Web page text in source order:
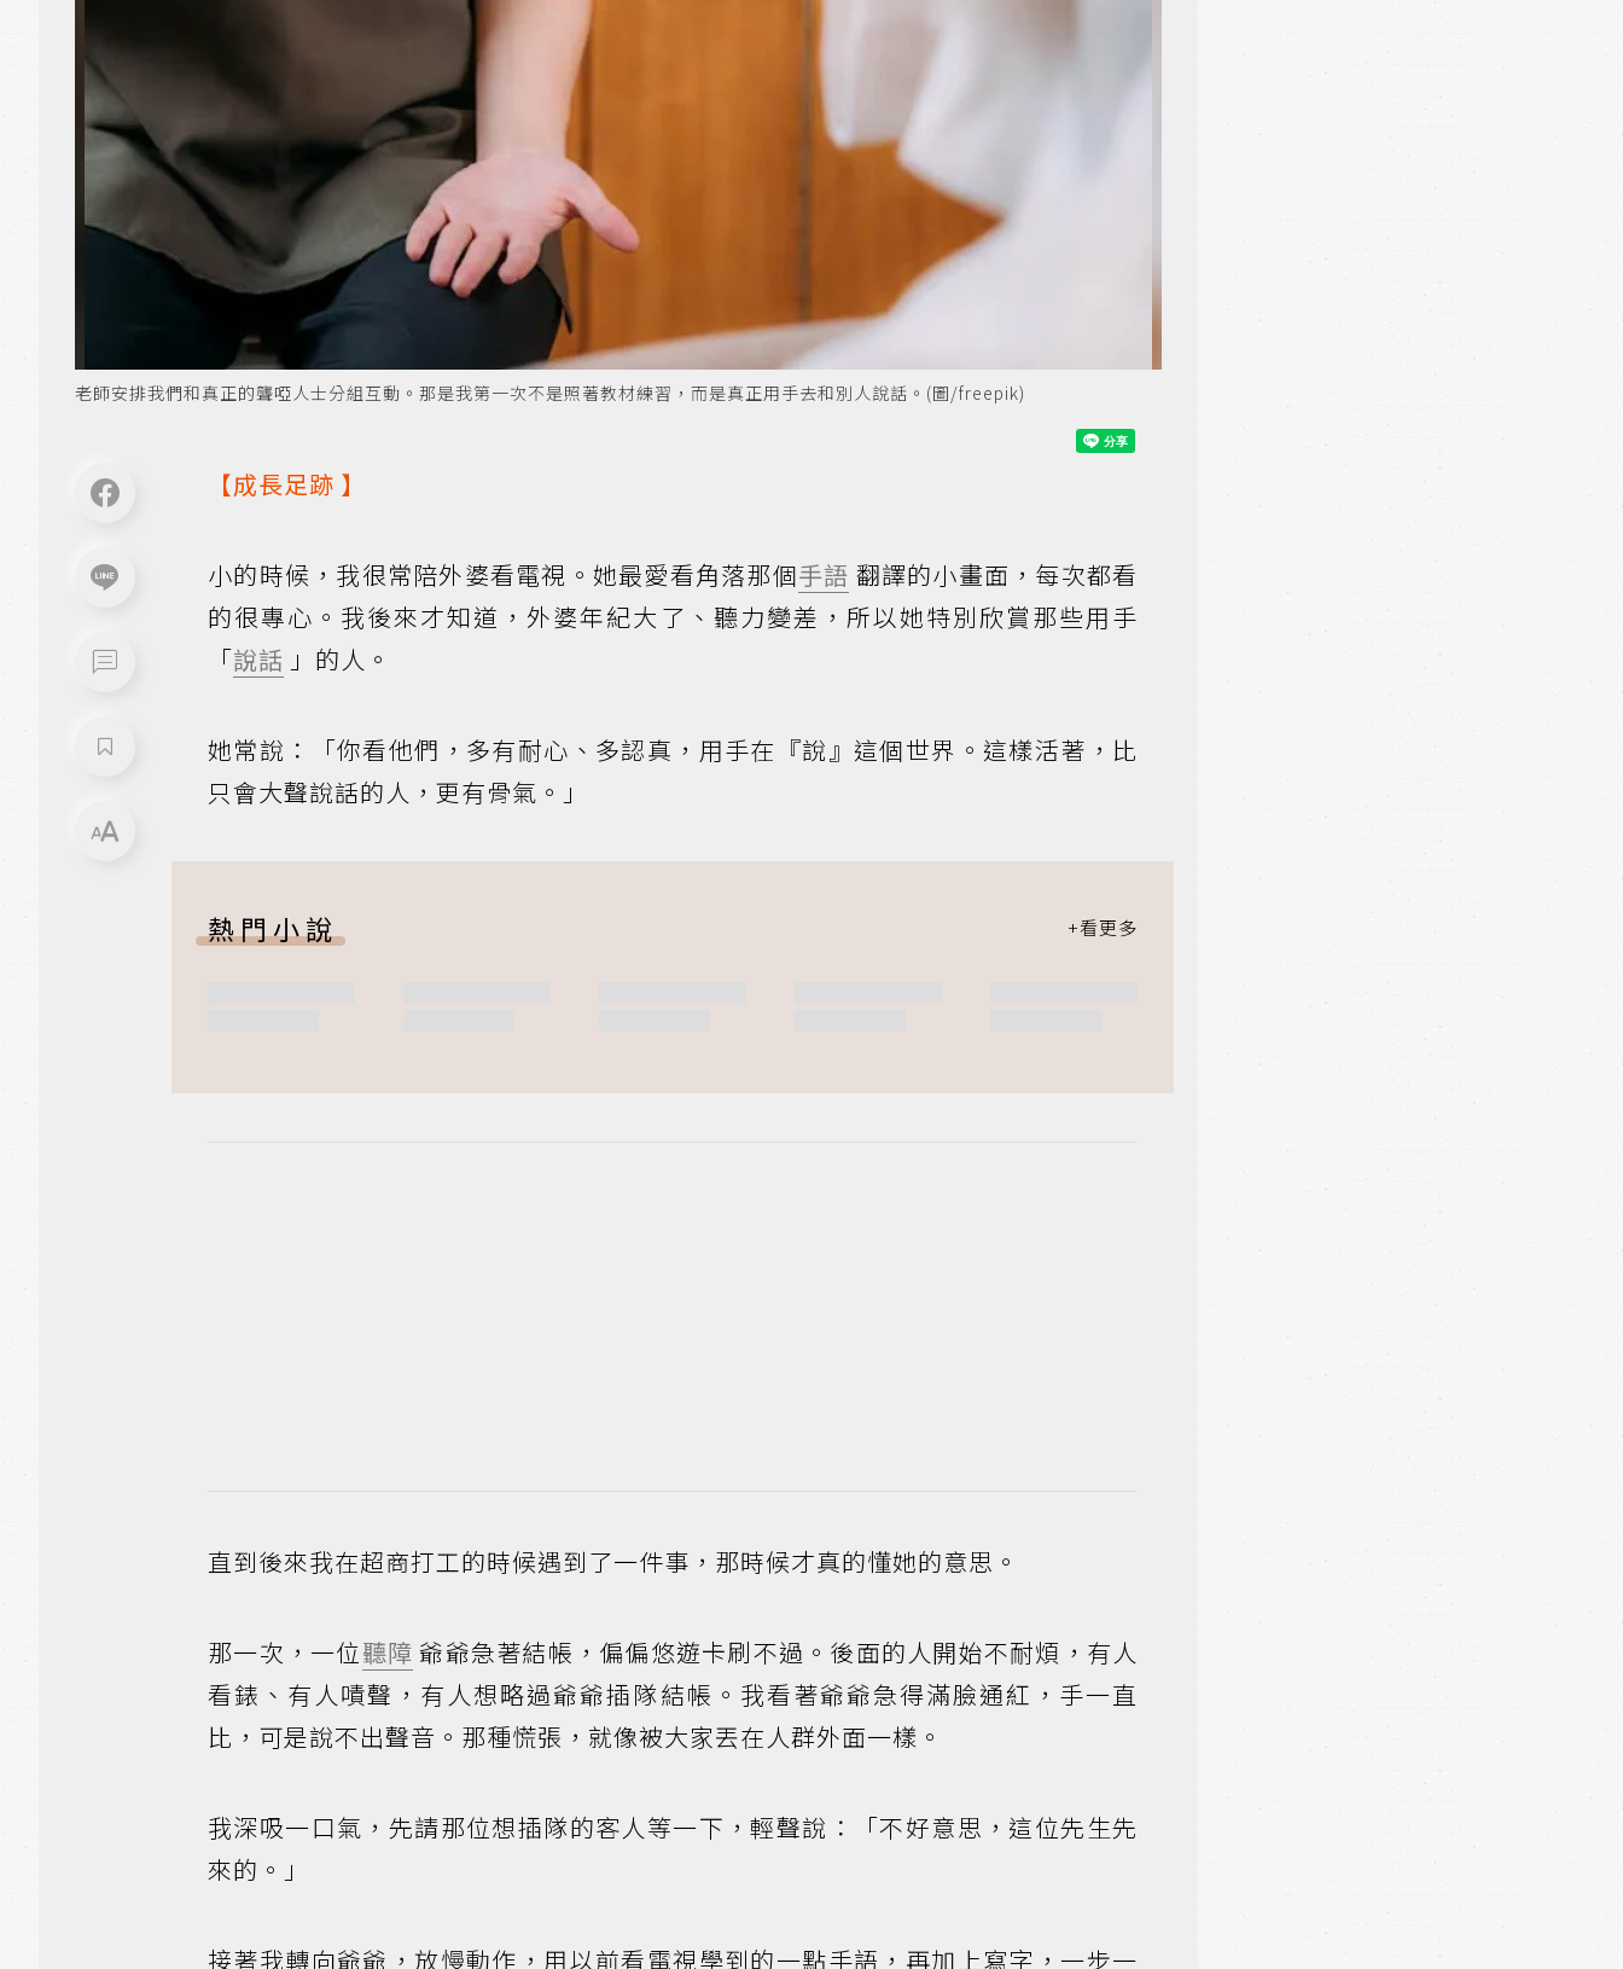
老師安排我們和真正的聾啞人士分組互動。那是我第一次不是照著教材練習，而是真正用手去和別人說話。(圖/freepik)
【成長足跡 】
小的時候，我很常陪外婆看電視。她最愛看角落那個手語 翻譯的小畫面，每次都看
的很專心。我後來才知道，外婆年紀大了、聽力變差，所以她特別欣賞那些用手
「說話 」的人。
她常說：「你看他們，多有耐心、多認真，用手在『說』這個世界。這樣活著，比
只會大聲說話的人，更有骨氣。」
熱門小說
直到後來我在超商打工的時候遇到了一件事，那時候才真的懂她的意思。
那一次，一位聽障 爺爺急著結帳，偏偏悠遊卡刷不過。後面的人開始不耐煩，有人
看錶、有人嘖聲，有人想略過爺爺插隊結帳。我看著爺爺急得滿臉通紅，手一直
比，可是說不出聲音。那種慌張，就像被大家丟在人群外面一樣。
我深吸一口氣，先請那位想插隊的客人等一下，輕聲說：「不好意思，這位先生先
來的。」
接著我轉向爺爺，放慢動作，用以前看電視學到的一點手語，再加上寫字，一步一